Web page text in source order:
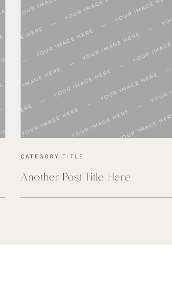
Another Post Title Here
CATEGORY TITLE